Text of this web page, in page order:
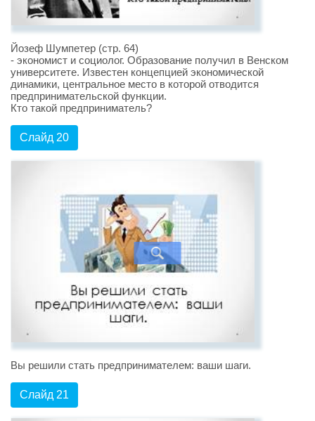
Йозеф Шумпетер (стр. 64)
- экономист и социолог. Образование получил в Венском
университете. Известен концепцией экономической
динамики, центральное место в которой отводится
предпринимательской функции.
Кто такой предприниматель?
Слайд 20
Вы решили стать предпринимателем: ваши шаги.
Слайд 21